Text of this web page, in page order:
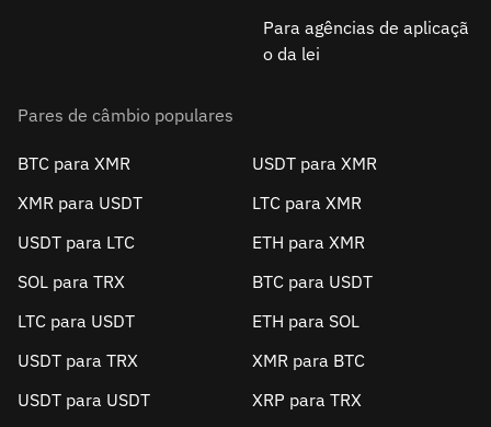
Para agências de aplicaçã
o da lei
Pares de câmbio populares
BTC para XMR
USDT para XMR
XMR para USDT
LTC para XMR
USDT para LTC
ETH para XMR
SOL para TRX
BTC para USDT
LTC para USDT
ETH para SOL
USDT para TRX
XMR para BTC
USDT para USDT
XRP para TRX